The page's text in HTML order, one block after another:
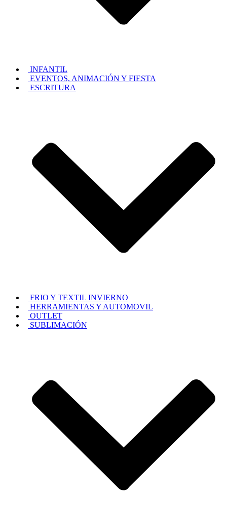
INFANTIL
EVENTOS, ANIMACIÓN Y FIESTA
ESCRITURA
FRIO Y TEXTIL INVIERNO
HERRAMIENTAS Y AUTOMOVIL
OUTLET
SUBLIMACIÓN